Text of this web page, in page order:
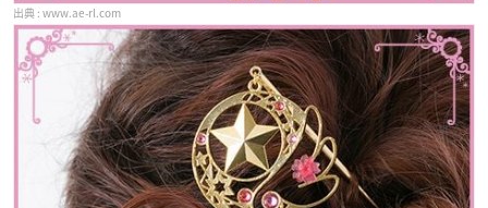
www.ae-rl.com